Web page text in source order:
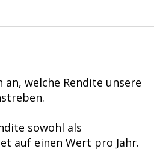
welche Rendite unsere
sowohl als
auf einen Wert pro Jahr.